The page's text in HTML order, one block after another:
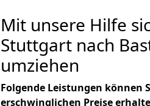
Mit unsere Hilfe
Stuttgart nach
umziehen
Folgende Leistungen können
erschwinglichen Preise